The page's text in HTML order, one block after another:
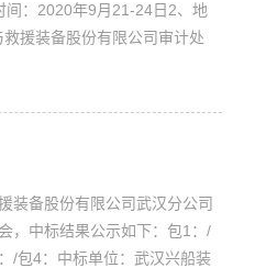
：2020年9月21-24日2、地
援装备股份有限公司审计处
装备股份有限公司武汉分公司
，中标结果公示如下：包1：/
/包4：中标单位：武汉兴船装